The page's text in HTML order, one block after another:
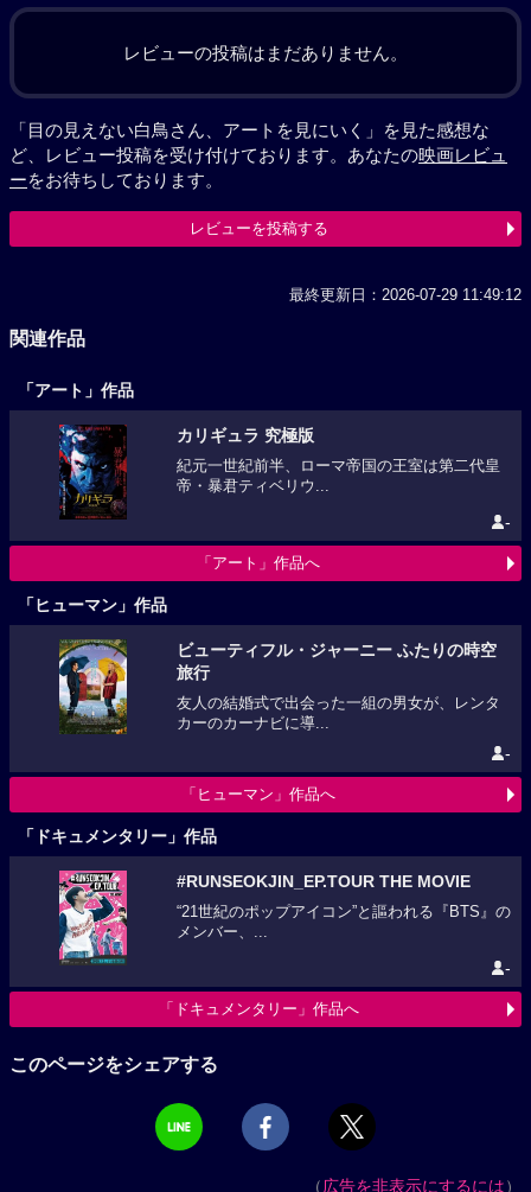
レビューの投稿はまだありません。
「目の見えない白鳥さん、アートを見にいく」を見た感想な
ど、レビュー投稿を受け付けております。あなたの映画レビュ
ーをお待ちしております。
レビューを投稿する
最終更新日：2026-07-29 11:49:12
関連作品
「アート」作品
カリギュラ 究極版
紀元一世紀前半、ローマ帝国の王室は第二代皇
帝・暴君ティベリウ...
-
「アート」作品へ
「ヒューマン」作品
ビューティフル・ジャーニー ふたりの時空
旅行
友人の結婚式で出会った一組の男女が、レンタ
カーのカーナビに導...
-
「ヒューマン」作品へ
「ドキュメンタリー」作品
#RUNSEOKJIN_EP.TOUR THE MOVIE
“21世紀のポップアイコン”と謳われる『BTS』の
メンバー、...
-
「ドキュメンタリー」作品へ
このページをシェアする
（広告を非表示にするには）